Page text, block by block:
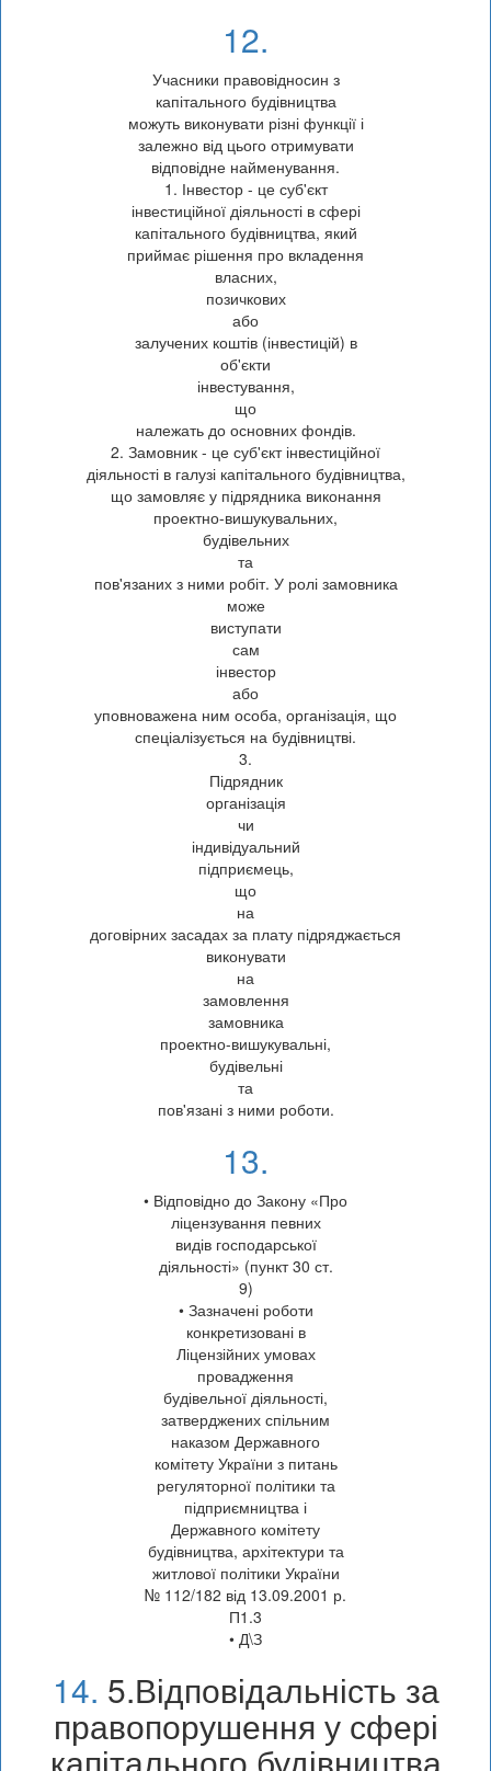
12.
Учасники правовідносин з
капітального будівництва
можуть виконувати різні функції і
залежно від цього отримувати
відповідне найменування.
1. Інвестор - це суб'єкт
інвестиційної діяльності в сфері
капітального будівництва, який
приймає рішення про вкладення
власних,
позичкових
або
залучених коштів (інвестицій) в
об'єкти
інвестування,
що
належать до основних фондів.
2. Замовник - це суб'єкт інвестиційної
діяльності в галузі капітального будівництва,
що замовляє у підрядника виконання
проектно-вишукувальних,
будівельних
та
пов'язаних з ними робіт. У ролі замовника
може
виступати
сам
інвестор
або
уповноважена ним особа, організація, що
спеціалізується на будівництві.
3.
Підрядник
організація
чи
індивідуальний
підприємець,
що
на
договірних засадах за плату підряджається
виконувати
на
замовлення
замовника
проектно-вишукувальні,
будівельні
та
пов'язані з ними роботи.
13.
• Відповідно до Закону «Про
ліцензування певних
видів господарської
діяльності» (пункт 30 ст.
9)
• Зазначені роботи
конкретизовані в
Ліцензійних умовах
провадження
будівельної діяльності,
затверджених спільним
наказом Державного
комітету України з питань
регуляторної політики та
підприємництва і
Державного комітету
будівництва, архітектури та
житлової політики України
№ 112/182 від 13.09.2001 р.
П1.3
• Д\З
14. 5.Відповідальність за
правопорушення у сфері
капітального будівництва